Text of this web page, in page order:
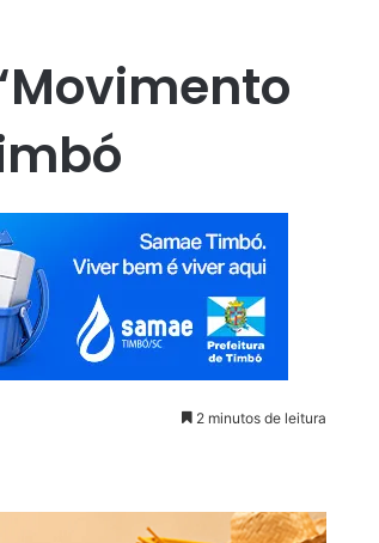
2 minutos de leitura